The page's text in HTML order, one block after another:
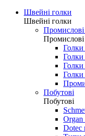
Швейні голки
Швейні голки
Голки
Побутові
Побутові
Organ
Dotec